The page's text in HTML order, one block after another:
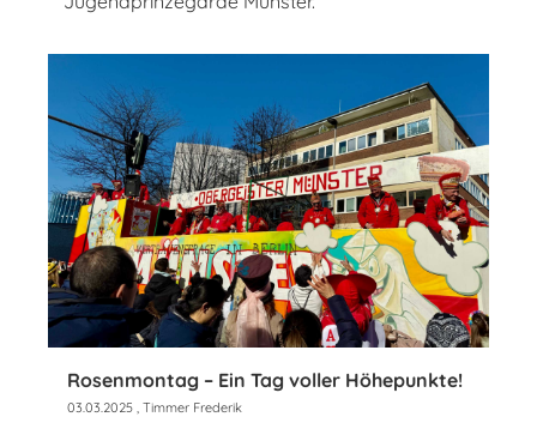
Rosenmontag – Ein Tag voller Höhepunkte!
03.03.2025 , Timmer Frederik